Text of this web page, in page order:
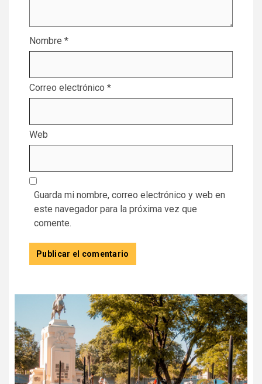
Nombre *
Correo electrónico *
Web
Guarda mi nombre, correo electrónico y web en
este navegador para la próxima vez que
comente.